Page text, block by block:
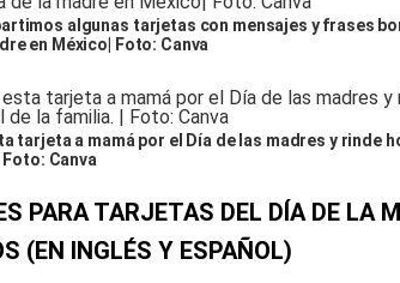
algunas tarjetas con mensajes y frases
en México| Foto: Canva
tarjeta a mamá por el Día de las madres y rinde
Canva
PARA TARJETAS DEL DÍA DE LA
(EN INGLÉS Y ESPAÑOL)